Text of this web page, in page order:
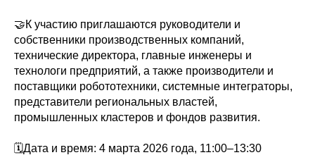
🤝К участию приглашаются руководители и
собственники производственных компаний,
технические директора, главные инженеры и
технологи предприятий, а также производители и
поставщики робототехники, системные интеграторы,
представители региональных властей,
промышленных кластеров и фондов развития.
🗓Дата и время: 4 марта 2026 года, 11:00–13:30